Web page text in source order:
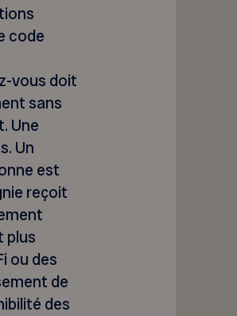
code
vous doit
sans
Une
Un
est
reçoit
plus
ou des
de
des